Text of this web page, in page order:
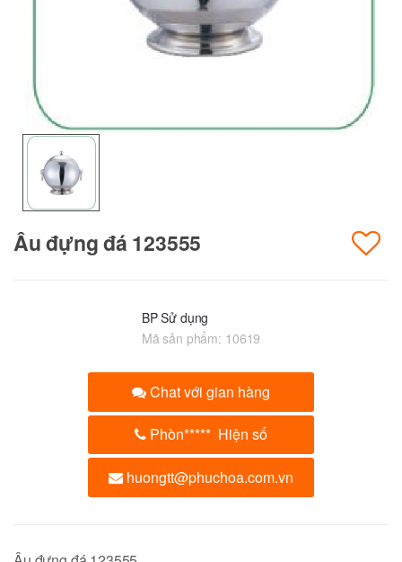
Âu đựng đá 123555
BP Sử dụng
Mã sản phẩm: 10619
Chat với gian hàng
Phòn***** Hiện số
huongtt@phuchoa.com.vn